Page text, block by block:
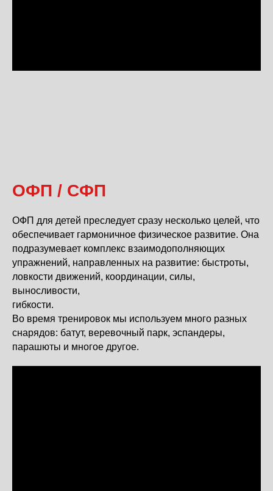
ОФП / СФП
ОФП для детей преследует сразу несколько целей, что
обеспечивает гармоничное физическое развитие. Она
подразумевает комплекс взаимодополняющих
упражнений, направленных на развитие: быстроты,
ловкости движений, координации, силы,
выносливости,
гибкости.
Во время тренировок мы используем много разных
снарядов: батут, веревочный парк, эспандеры,
парашюты и многое другое.